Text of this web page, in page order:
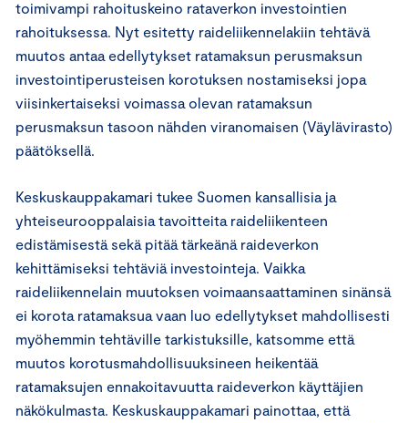
toimivampi rahoituskeino rataverkon investointien
rahoituksessa. Nyt esitetty raideliikennelakiin tehtävä
muutos antaa edellytykset ratamaksun perusmaksun
investointiperusteisen korotuksen nostamiseksi jopa
viisinkertaiseksi voimassa olevan ratamaksun
perusmaksun tasoon nähden viranomaisen (Väylävirasto)
päätöksellä.
Keskuskauppakamari tukee Suomen kansallisia ja
yhteiseurooppalaisia tavoitteita raideliikenteen
edistämisestä sekä pitää tärkeänä raideverkon
kehittämiseksi tehtäviä investointeja. Vaikka
raideliikennelain muutoksen voimaansaattaminen sinänsä
ei korota ratamaksua vaan luo edellytykset mahdollisesti
myöhemmin tehtäville tarkistuksille, katsomme että
muutos korotusmahdollisuuksineen heikentää
ratamaksujen ennakoitavuutta raideverkon käyttäjien
näkökulmasta. Keskuskauppakamari painottaa, että